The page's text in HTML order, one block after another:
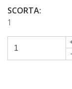
SCORTA:
1
-